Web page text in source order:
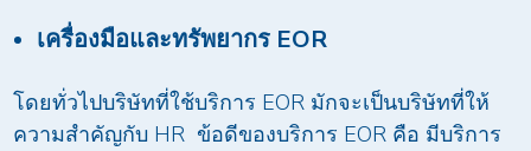
เครื่องมือและทรัพยากร EOR
โดยทั่วไปบริษัทที่ใช้บริการ EOR มักจะเป็นบริษัทที่ให้
ความสำคัญกับ HR ข้อดีของบริการ EOR คือ มีบริการ